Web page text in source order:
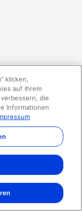
klicken,
auf Ihrem
die
Informationen